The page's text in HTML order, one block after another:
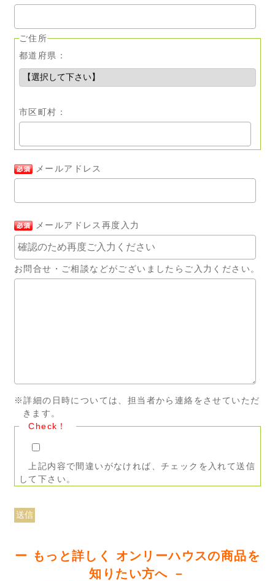
ご住所
都道府県：
市区町村：
メールアドレス
メールアドレス再度入力
お問合せ・ご相談などがございましたらご入力ください。
※詳細の日時については、担当者から連絡をさせていただ
きます。
Check！
上記内容で間違いがなければ、チェックを入れて送信
して下さい。
ー もっと詳しく オンリーハウスの商品を
知りたい方へ －